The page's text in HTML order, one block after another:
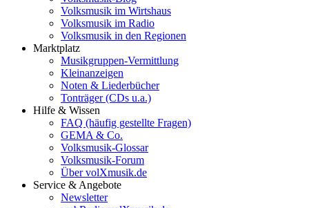
Volksmusik im Wirtshaus
Volksmusik im Radio
Volksmusik in den Regionen
Marktplatz
Musikgruppen-Vermittlung
Kleinanzeigen
Noten & Liederbücher
Tonträger (CDs u.a.)
Hilfe & Wissen
FAQ (häufig gestellte Fragen)
GEMA & Co.
Volksmusik-Glossar
Volksmusik-Forum
Über volXmusik.de
Service & Angebote
Newsletter